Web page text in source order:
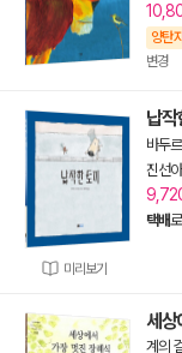
양탄
변경
미리보기
납작
바두
진선
택배
세상
계의